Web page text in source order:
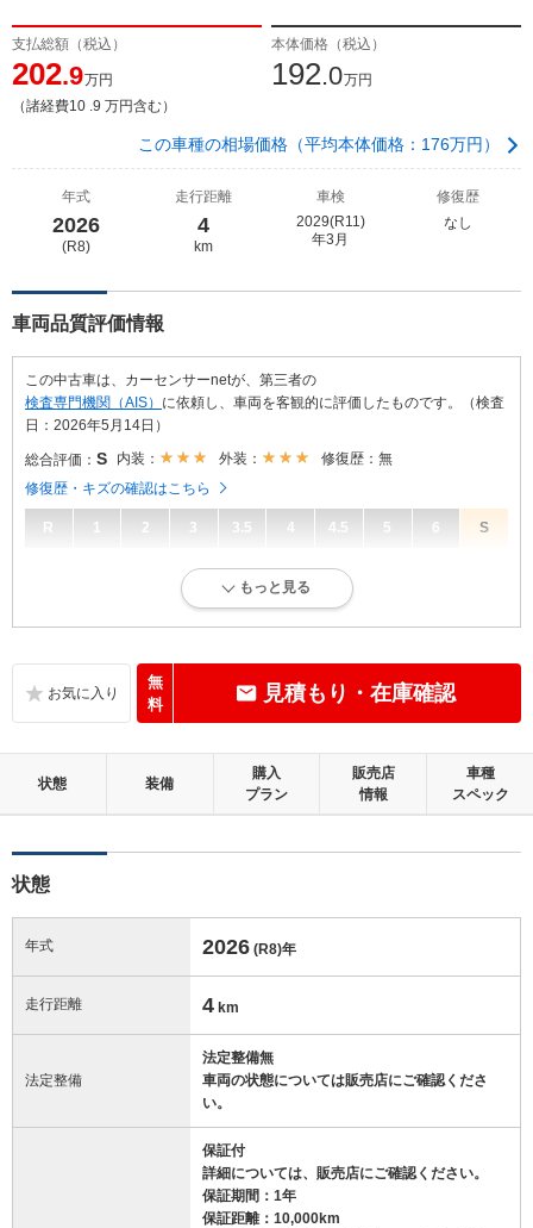
支払総額（税込）
202.9万円
（諸経費10 .9 万円含む）
本体価格（税込）
192.0万円
この車種の相場価格（平均本体価格：176万円）
年式
2026
(R8)
走行距離
4
km
車検
2029(R11)
年3月
修復歴
なし
車両品質評価情報
この中古車は、カーセンサーnetが、第三者の
検査専門機関（AIS） に依頼し、車両を客観的に評価したものです。（検査
日：2026年5月14日）
総合評価： S 内装： 外装：
修復歴：無
修復歴・キズの確認はこちら
R 1 2 3 3.5 4 4.5 5 6 S
新車登録後12ヶ月未満、走行距離1万km以下で、内外装にダメージがな
無キズ、もしくは傷みや汚れなどがほぼない、とても綺麗な状態です。
外装：
無キズ、もしくはキズやヘコミなどがほぼない、とても綺麗な状態で
修復歴：無
もっと見る
無
料
見積もり・在庫確認
状態 装備
購入
プラン
販売店
情報
車種
スペック
状態
年式 2026 (R8)年
走行距離 4 km
法定整備
法定整備無
車両の状態については販売店にご確認くださ
い。
保証付
詳細については、販売店にご確認ください。
保証期間：1年
保証距離：10,000km